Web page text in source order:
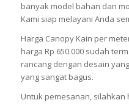
banyak model bahan dan
Kami siap melayani Anda
Harga Canopy Kain per
harga Rp 650.000 sudah
rancang dengan desain
yang sangat bagus.
Untuk pemesanan, silahkan